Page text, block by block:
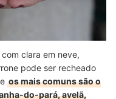
clara em neve,
pode ser recheado
os mais comuns são o
do-pará, avelã,